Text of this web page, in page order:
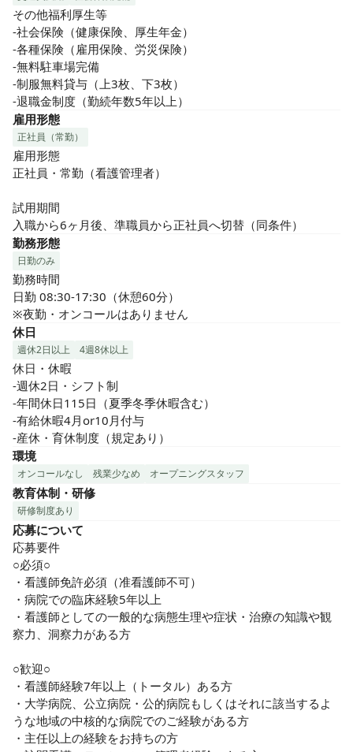
その他福利厚生等
-社会保険（健康保険、厚生年金）
-各種保険（雇用保険、労災保険）
-無料駐車場完備
-制服無料貸与（上3枚、下3枚）
-退職金制度（勤続年数5年以上）
雇用形態
正社員（常勤）
雇用形態
正社員・常勤（看護管理者）
試用期間
入職から6ヶ月後、準職員から正社員へ切替（同条件）
勤務形態
日勤のみ
勤務時間
日勤 08:30-17:30（休憩60分）
※夜勤・オンコールはありません
休日
週休2日以上 4週8休以上
休日・休暇
-週休2日・シフト制
-年間休日115日（夏季冬季休暇含む）
-有給休暇4月or10月付与
-産休・育休制度（規定あり）
環境
オンコールなし 残業少なめ オープニングスタッフ
教育体制・研修
研修制度あり
応募について
応募要件
○必須○
・看護師免許必須（准看護師不可）
・病院での臨床経験5年以上
・看護師としての一般的な病態生理や症状・治療の知識や観
察力、洞察力がある方
○歓迎○
・看護師経験7年以上（トータル）ある方
・大学病院、公立病院・公的病院もしくはそれに該当するよ
うな地域の中核的な病院でのご経験がある方
・主任以上の経験をお持ちの方